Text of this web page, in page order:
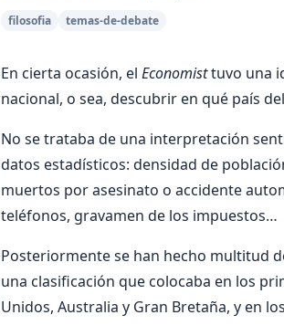
filosofia temas-de-debate
En cierta ocasión, el Economisttuvo una
nacional, o sea, descubrir en qué país
No se trataba de una interpretación
datos estadísticos: densidad de
muertos por asesinato o accidente
teléfonos, gravamen de los impuestos…
Posteriormente se han hecho multitud
una clasificación que colocaba en los
Unidos, Australia y Gran Bretaña, y en